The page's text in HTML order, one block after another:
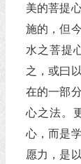
美的菩提
施的，但
水之菩提
之，或曰
在的一部
心之法。
心，而是
愿力，是